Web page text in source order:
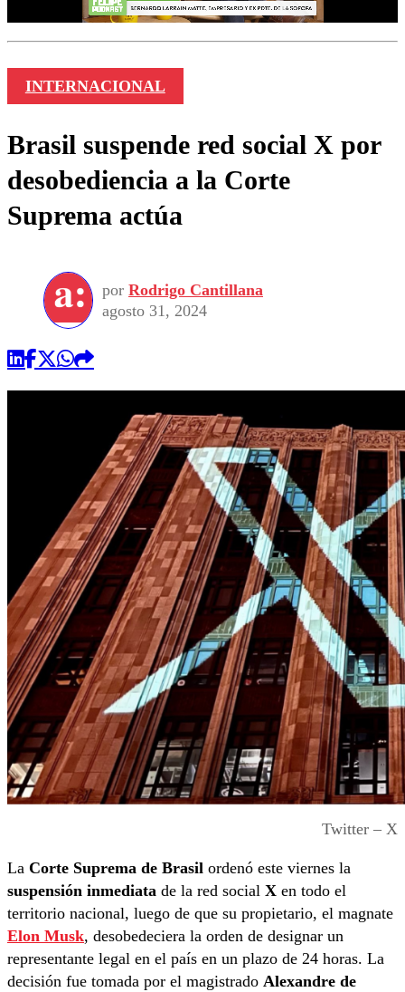
INTERNACIONAL
Brasil suspende red social X por
desobediencia a la Corte
Suprema actúa
por Rodrigo Cantillana
agosto 31, 2024
Twitter – X
La Corte Suprema de Brasil ordenó este viernes la
suspensión inmediata de la red social X en todo el
territorio nacional, luego de que su propietario, el magnate
Elon Musk, desobedeciera la orden de designar un
representante legal en el país en un plazo de 24 horas. La
decisión fue tomada por el magistrado Alexandre de